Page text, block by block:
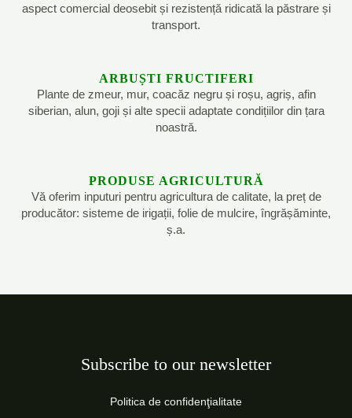
aspect comercial deosebit și rezistență ridicată la păstrare și
transport.
ARBUȘTI FRUCTIFERI
Plante de zmeur, mur, coacăz negru și roșu, agriș, afin
siberian, alun, goji și alte specii adaptate condițiilor din țara
noastră.
PRODUSE AGRICULTURĂ
Vă oferim inputuri pentru agricultura de calitate, la preț de
producător: sisteme de irigații, folie de mulcire, îngrășăminte,
ș.a.
Subscribe to our newsletter
Politica de confidenţialitate